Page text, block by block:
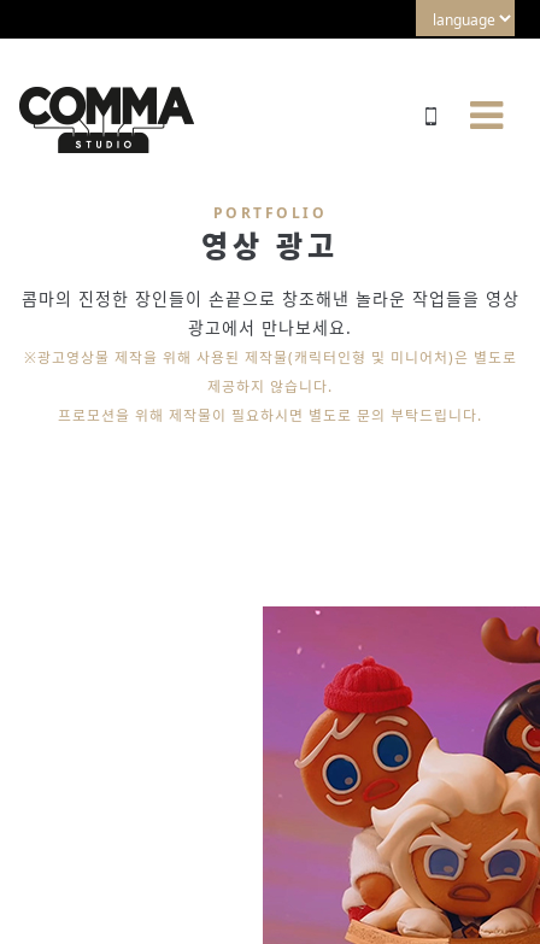
PORTFOLIO
영상 광고
콤마의 진정한 장인들이 손끝으로 창조해낸 놀라운 작업들을 영상
광고에서 만나보세요.
※광고영상물 제작을 위해 사용된 제작물(캐릭터인형 및 미니어처)은 별도로
제공하지 않습니다.
프로모션을 위해 제작물이 필요하시면 별도로 문의 부탁드립니다.